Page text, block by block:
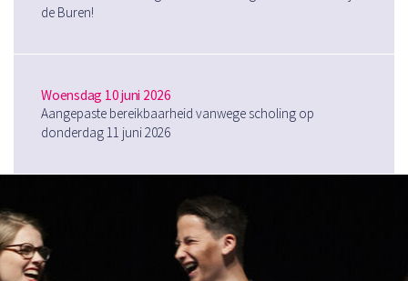
de Buren!
Woensdag 10 juni 2026
Aangepaste bereikbaarheid vanwege scholing op
donderdag 11 juni 2026